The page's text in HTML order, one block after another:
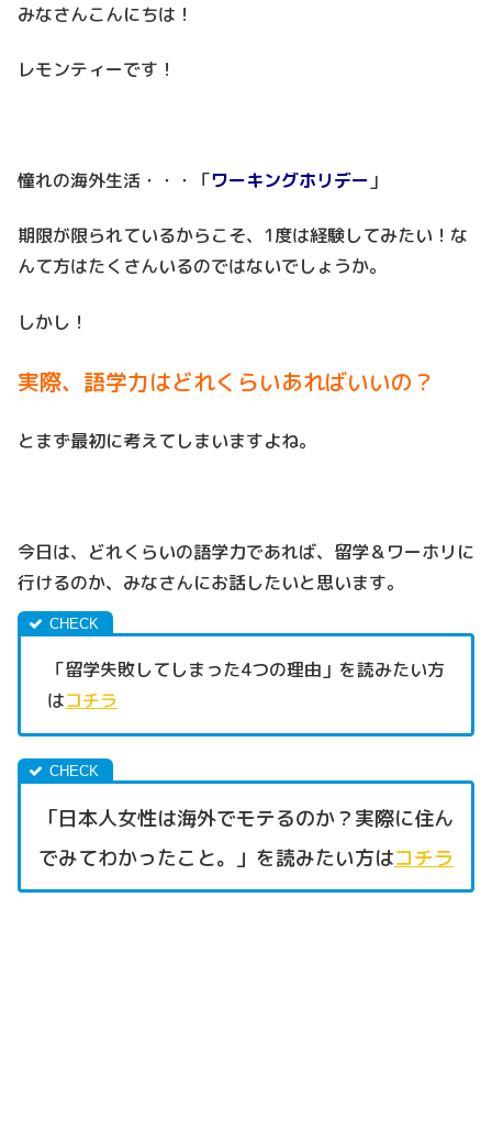
みなさんこんにちは！
レモンティーです！
憧れの海外生活・・・「ワーキングホリデー 」
期限が限られているからこそ、1度は経験してみたい！な
んて方はたくさんいるのではないでしょうか。
しかし！
実際、語学力はどれくらいあればいいの？
とまず最初に考えてしまいますよね。
今日は、どれくらいの語学力であれば、留学＆ワーホリに
行けるのか、みなさんにお話したいと思います。
「留学失敗してしまった4つの理由」を読みたい方
はコチラ
「日本人女性は海外でモテるのか？実際に住ん
でみてわかったこと。」を読みたい方はコチラ